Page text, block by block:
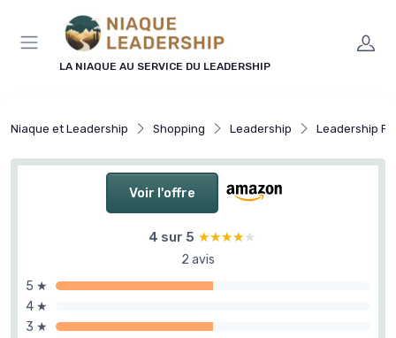
LA NIAQUE AU SERVICE DU LEADERSHIP
Niaque et Leadership Shopping Leadership Leadership
Voir l'offre
4 sur 5 ★★★★★
★★★★★
2 avis
5 ★
4 ★
3 ★